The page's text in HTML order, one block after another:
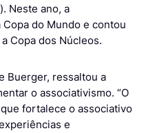
Neste ano, a
do Mundo e contou
Copa dos Núcleos.
Buerger, ressaltou a
o associativismo. “O
fortalece o associativo
e